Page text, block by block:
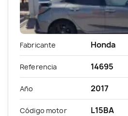
Fabricante Honda
Referencia 14695
Año 2017
Código motor L15BA